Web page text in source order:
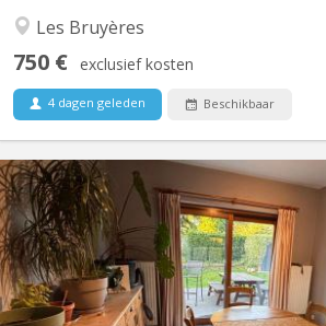
Les Bruyères
750 € exclusief kosten
4 dagen geleden Beschikbaar
Chambre dispo dans une coloc à
place se libère dans une superbe
à partir du 1er août. La colocation est
trentaine, j'aime le sport, j’adore cuisiner
bon